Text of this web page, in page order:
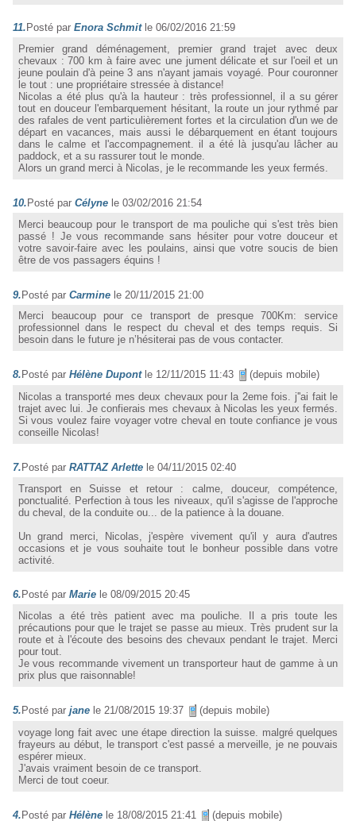
11. Posté par Enora Schmit le 06/02/2016 21:59
Premier grand déménagement, premier grand trajet avec deux
chevaux : 700 km à faire avec une jument délicate et sur l'oeil et un
jeune poulain d'à peine 3 ans n'ayant jamais voyagé. Pour couronner
le tout : une propriétaire stressée à distance!
Nicolas a été plus qu'à la hauteur : très professionnel, il a su gérer
tout en douceur l'embarquement hésitant, la route un jour rythmé par
des rafales de vent particulièrement fortes et la circulation d'un we de
départ en vacances, mais aussi le débarquement en étant toujours
dans le calme et l'accompagnement. il a été là jusqu'au lâcher au
paddock, et a su rassurer tout le monde.
Alors un grand merci à Nicolas, je le recommande les yeux fermés.
10. Posté par Célyne le 03/02/2016 21:54
Merci beaucoup pour le transport de ma pouliche qui s'est très bien
passé ! Je vous recommande sans hésiter pour votre douceur et
votre savoir-faire avec les poulains, ainsi que votre soucis de bien
être de vos passagers équins !
9.Posté par Carmine le 20/11/2015 21:00
Merci beaucoup pour ce transport de presque 700Km: service
professionnel dans le respect du cheval et des temps requis. Si
besoin dans le future je n’hésiterai pas de vous contacter.
8. Posté par Hélène Dupont le 12/11/2015 11:43
(depuis mobile)
Nicolas a transporté mes deux chevaux pour la 2eme fois. j''ai fait le
trajet avec lui. Je confierais mes chevaux à Nicolas les yeux fermés.
Si vous voulez faire voyager votre cheval en toute confiance je vous
conseille Nicolas!
7. Posté par RATTAZ Arlette le 04/11/2015 02:40
Transport en Suisse et retour : calme, douceur, compétence,
ponctualité. Perfection à tous les niveaux, qu'il s'agisse de l'approche
du cheval, de la conduite ou... de la patience à la douane.
Un grand merci, Nicolas, j'espère vivement qu'il y aura d'autres
occasions et je vous souhaite tout le bonheur possible dans votre
activité.
6. Posté par Marie le 08/09/2015 20:45
Nicolas a été très patient avec ma pouliche. Il a pris toute les
précautions pour que le trajet se passe au mieux. Très prudent sur la
route et à l'écoute des besoins des chevaux pendant le trajet. Merci
pour tout.
Je vous recommande vivement un transporteur haut de gamme à un
prix plus que raisonnable!
5. Posté par jane le 21/08/2015 19:37
(depuis mobile)
voyage long fait avec une étape direction la suisse. malgré quelques
frayeurs au début, le transport c'est passé a merveille, je ne pouvais
espérer mieux.
J'avais vraiment besoin de ce transport.
Merci de tout coeur.
4.Posté par Hélène le 18/08/2015 21:41 (depuis mobile)